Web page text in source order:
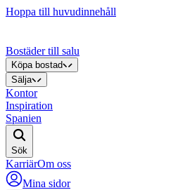
Hoppa till huvudinnehåll
Bostäder till salu
Köpa bostad
Sälja
Kontor
Inspiration
Spanien
Sök
KarriärOm oss
Mina sidor